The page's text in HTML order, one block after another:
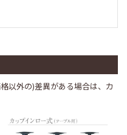
以外の)差異がある場合は、カ